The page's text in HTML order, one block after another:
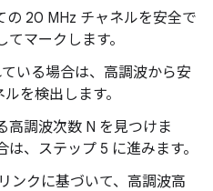
の 20 MHz チャネルを安全で
マークします。
いる場合は、高調波から安
を検出します。
高調波次数 N を見つけま
は、ステップ 5 に進みます。
ンクに基づいて、高調波高